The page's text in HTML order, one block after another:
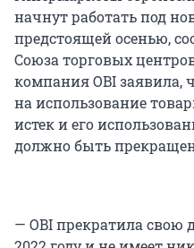
начнут работать под
предстоящей осенью,
Союза торговых
компания OBI заявила,
на использование
истек и его
должно быть
— OBI прекратила свою